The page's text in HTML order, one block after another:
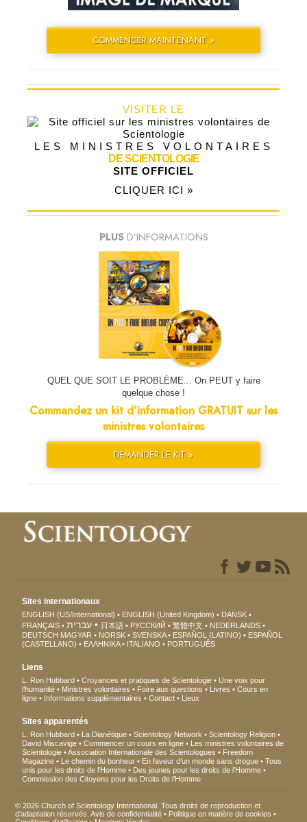
COMMENCER MAINTENANT »
VISITER LE
LES MINISTRES VOLONTAIRES
DE SCIENTOLOGIE
SITE OFFICIEL
CLIQUER ICI »
PLUS D’INFORMATIONS
QUEL QUE SOIT LE PROBLÈME... On PEUT y faire
quelque chose !
Commandez un kit d’information GRATUIT sur les
ministres volontaires
DEMANDER LE KIT »
Sites internationaux
ENGLISH (US/International) ENGLISH (United Kingdom)
DANSK
FRANÇAIS
עברית 日本語 РУССКИЙ 繁體中文
NEDERLANDS
DEUTSCH MAGYAR NORSK SVENSKA ESPAÑOL (LATINO)
ESPAÑOL
(CASTELLANO)
ΕΛΛΗΝΙΚA ITALIANO PORTUGUÊS
Liens
L. Ron Hubbard Croyances et pratiques de Scientologie
Une voix pour
l’humanité
Ministres volontaires Foire aux questions Livres
Cours en
ligne
Informations supplémentaires Contact Lieux
Sites apparentés
L. Ron Hubbard La Dianétique Scientology Network
Scientology Religion
David Miscavige
Commencer un cours en ligne
Les ministres volontaires de
Scientologie
Association Internationale des Scientologues
Freedom
Magazine
Le chemin du bonheur En faveur d’un monde sans drogue
Tous
unis pour les droits de l’Homme
Des jeunes pour les droits de l’Homme
Commission des Citoyens pour les Droits de l’Homme
© 2026 Church of Scientology International. Tous droits de reproduction et
d’adaptation réservés.Avis de confidentialité • Politique en matière de cookies •